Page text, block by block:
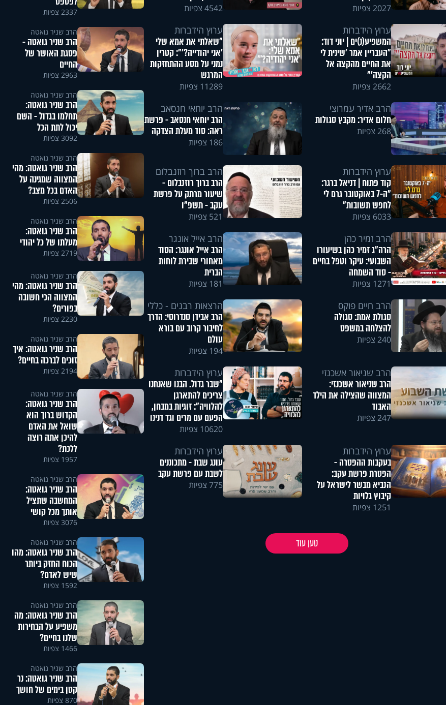
2027 צפיות 4542 צפיות
ערוץ הידברות
המשפיע(נ)ים | יוני דוד:
"העבריין אמר 'שינית לי
את החיים מהקצה אל
הקצה'"
2662 צפיות
ערוץ הידברות
"שאלתי את אמא שלי
'אני יהודייה?'": קטרין
נמני על מסע ההתחזקות
המרגש
11289 צפיות
הרב אדיר עמרוצי
חלום אדיר: מקבץ סגולות
268 צפיות
הרב יוחאי חנסאב
הרב יוחאי חנסאב - פרשת
ראה: סוד מעלת הצדקה
186 צפיות
ערוץ הידברות
קוד פתוח | דניאל ברגר:
"ה-7 באוקטובר גרם לי
לחפש תשובות"
6033 צפיות
הרב ברוך רוזנבלום
הרב ברוך רוזנבלום -
שיעור מרתק על פרשת
עקב - תשפ"ו
521 צפיות
הרב זמיר כהן
הרה"ג זמיר כהן בשיעורו
השבועי: עיקר וטפל בחיים
- סוד השמחה
1271 צפיות
הרב אייל אונגר
הרב אייל אונגר: הסוד
מאחורי שבירת לוחות
הברית
181 צפיות
הרב חיים פוקס
סגולת אמת: סגולה
להצלחה במשפט
240 צפיות
הרצאות רבנים - כללי
הרב אבידן סנדרוסי: הדרך
לחיבור קרוב עם בורא
עולם
194 צפיות
הרב שניאור אשכנזי
הרב שניאור אשכנזי:
המצווה שהצילה את הילד
האבוד
247 צפיות
ערוץ הידברות
"שבר גדול. הבנו שאנחנו
צריכים להתארגן
להלוויה": זוגיות במבחן,
הפעם עם מרים וגד דנינו
10620 צפיות
ערוץ הידברות
בעקבות ההפטרה -
הפטרת פרשת עקב:
הנביא מבשר לישראל על
קיבוץ גלויות
1251 צפיות
ערוץ הידברות
עונג שבת - מתכוננים
לשבת עם פרשת עקב
775 צפיות
טען עוד
2337 צפיות
הרב שניר גואטה
הרב שניר גואטה -
פסגת האושר של
החיים
2963 צפיות
הרב שניר גואטה
הרב שניר גואטה:
תחלמו בגדול - השם
יכול לתת הכל
3092 צפיות
הרב שניר גואטה
הרב שניר גואטה: מהי
המצווה שמגינה על
האדם בכל מצב?
2506 צפיות
הרב שניר גואטה
הרב שניר גואטה:
מעלתו של כל יהודי
2719 צפיות
הרב שניר גואטה
הרב שניר גואטה: מהי
המצווה הכי חשובה
בפורים?
2230 צפיות
הרב שניר גואטה
הרב שניר גואטה: איך
זוכים לברכה בחיים?
2194 צפיות
הרב שניר גואטה
הרב שניר גואטה:
הקדוש ברוך הוא
שואל את האדם
להיכן אתה רוצה
ללכת?
1957 צפיות
הרב שניר גואטה
הרב שניר גואטה:
המחשבה שתציל
אותך מכל קושי
3076 צפיות
הרב שניר גואטה
הרב שניר גואטה: מהו
הכוח החזק ביותר
שיש לאדם?
1592 צפיות
הרב שניר גואטה
הרב שניר גואטה: מה
משפיע על הבחירות
שלנו בחיים?
1466 צפיות
הרב שניר גואטה
הרב שניר גואטה: נר
קטן בימים של חושך
870 צפיות